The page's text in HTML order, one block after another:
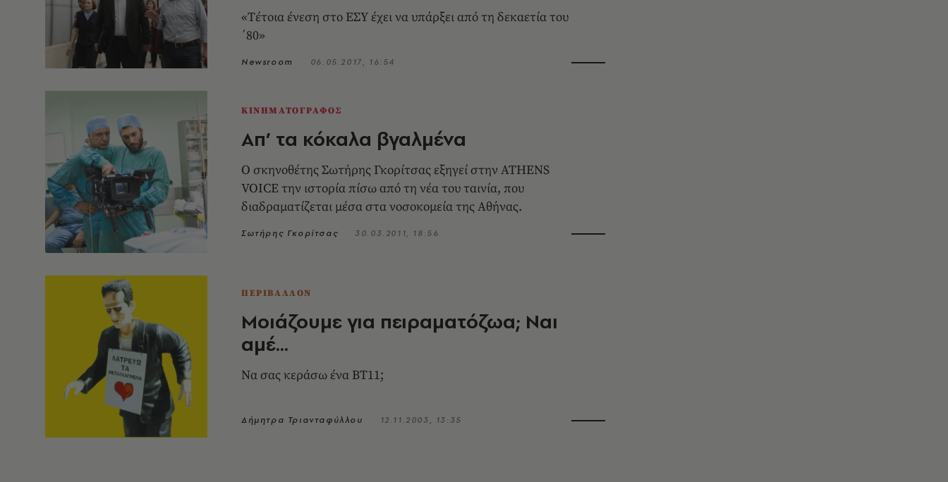
«Tέτοια ένεση στο ΕΣΥ έχει να υπάρξει από τη δεκαετία του
΄80»
Newsroom 06.05.2017, 16:54
ΚΙΝΗΜΑΤΟΓΡΑΦΟΣ
Απ’ τα κόκαλα βγαλμένα
Ο σκηνοθέτης Σωτήρης Γκορίτσας εξηγεί στην ATHENS
VOICE την ιστορία πίσω από τη νέα του ταινία, που
διαδραματίζεται μέσα στα νοσοκομεία της Αθήνας.
Σωτήρης Γκορίτσας 30.03.2011, 18:56
ΠΕΡΙΒΑΛΛΟΝ
Μοιάζουμε για πειραματόζωα; Ναι
αμέ...
Να σας κεράσω ένα ΒΤ11;
Δήμητρα Τριανταφύλλου 12.11.2003, 13:35